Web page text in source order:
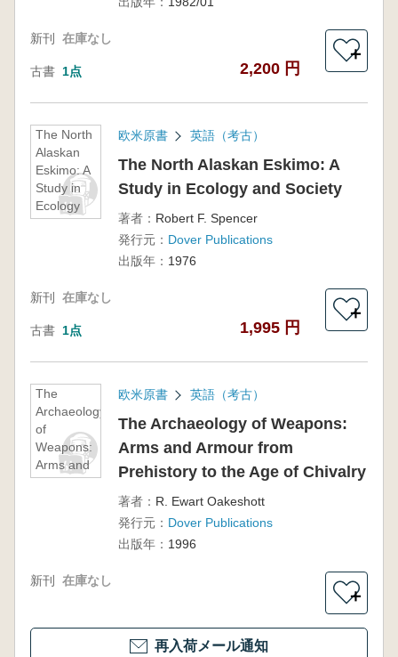
新刊 在庫なし
古書 1点 2,200 円
＋
The North
Alaskan
Eskimo: A
Study in
Ecology
and
欧米原書 英語（考古）
The North Alaskan Eskimo: A
Study in Ecology and Society
著者： Robert F. Spencer
発行元： Dover Publications
出版年： 1976
新刊 在庫なし
古書 1点 1,995 円
＋
The
Archaeology
of
Weapons:
Arms and
Armour
欧米原書 英語（考古）
The Archaeology of Weapons:
Arms and Armour from
Prehistory to the Age of Chivalry
著者： R. Ewart Oakeshott
発行元： Dover Publications
出版年： 1996
新刊 在庫なし
＋
再入荷メール通知